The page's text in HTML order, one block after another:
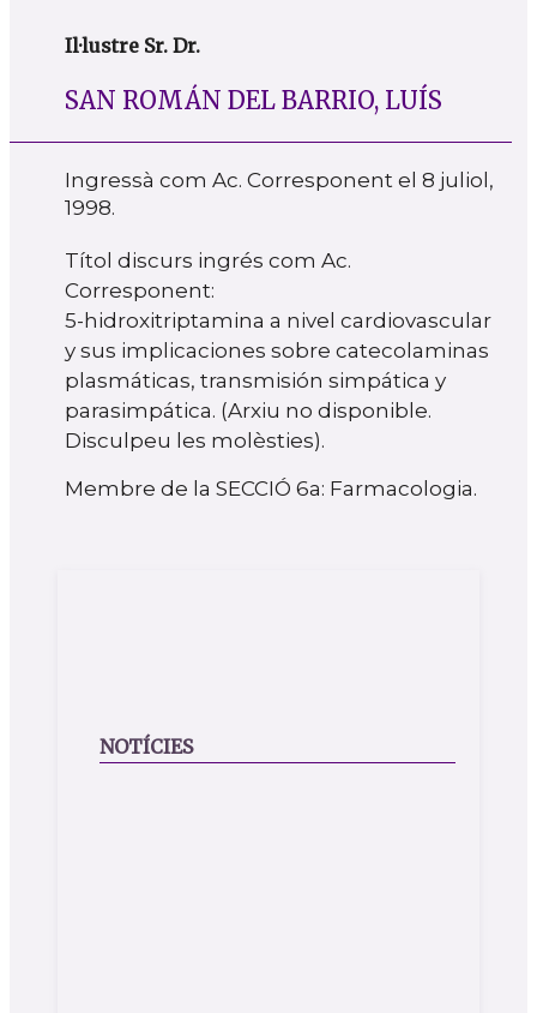
Il·lustre Sr. Dr.
SAN ROMÁN DEL BARRIO, LUÍS
Ingressà com Ac. Corresponent el 8 juliol,
1998.
Títol discurs ingrés com Ac.
Corresponent:
5-hidroxitriptamina a nivel cardiovascular
y sus implicaciones sobre catecolaminas
plasmáticas, transmisión simpática y
parasimpática. (Arxiu no disponible.
Disculpeu les molèsties).
Membre de la SECCIÓ 6a: Farmacologia.
NOTÍCIES